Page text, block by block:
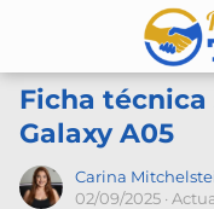
Ficha
Galaxy A05
Carina
02/09/2025 ·